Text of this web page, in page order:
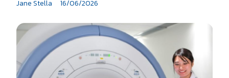
Jane Stella 16/06/2026